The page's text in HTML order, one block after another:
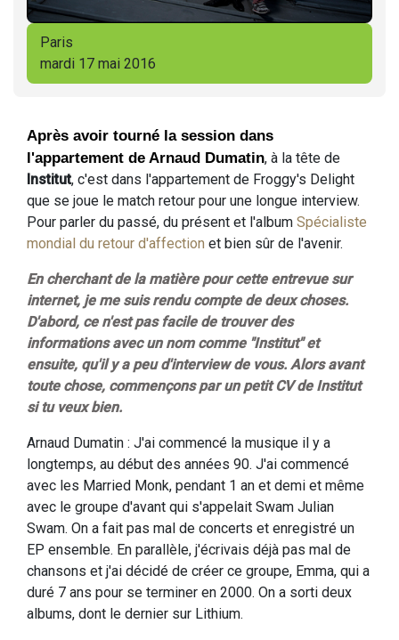
Paris
mardi 17 mai 2016
Après avoir tourné la session dans
l'appartement de Arnaud Dumatin, à la tête de
Institut, c'est dans l'appartement de Froggy's Delight
que se joue le match retour pour une longue interview.
Pour parler du passé, du présent et l'album Spécialiste
mondial du retour d'affection et bien sûr de l'avenir.
En cherchant de la matière pour cette entrevue sur
internet, je me suis rendu compte de deux choses.
D'abord, ce n'est pas facile de trouver des
informations avec un nom comme "Institut" et
ensuite, qu'il y a peu d'interview de vous. Alors avant
toute chose, commençons par un petit CV de Institut
si tu veux bien.
Arnaud Dumatin : J'ai commencé la musique il y a
longtemps, au début des années 90. J'ai commencé
avec les Married Monk, pendant 1 an et demi et même
avec le groupe d'avant qui s'appelait Swam Julian
Swam. On a fait pas mal de concerts et enregistré un
EP ensemble. En parallèle, j'écrivais déjà pas mal de
chansons et j'ai décidé de créer ce groupe, Emma, qui a
duré 7 ans pour se terminer en 2000. On a sorti deux
albums, dont le dernier sur Lithium.